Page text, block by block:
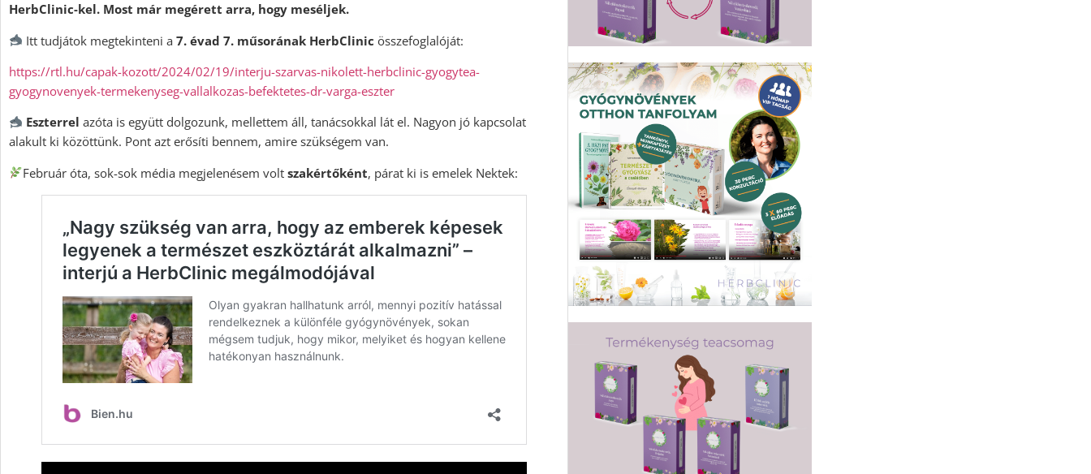
HerbClinic-kel. Most már megérett arra, hogy meséljek.
Itt tudjátok megtekinteni a 7. évad 7. műsorának HerbClinic összefoglalóját:
https://rtl.hu/capak-kozott/2024/02/19/interju-szarvas-nikolett-herbclinic-gyogytea-
gyogynovenyek-termekenyseg-vallalkozas-befektetes-dr-varga-eszter
Eszterrel azóta is együtt dolgozunk, mellettem áll, tanácsokkal lát el. Nagyon jó kapcsolat
alakult ki közöttünk. Pont azt erősíti bennem, amire szükségem van.
Február óta, sok-sok média megjelenésem voltszakértőként, párat ki is emelek Nektek: